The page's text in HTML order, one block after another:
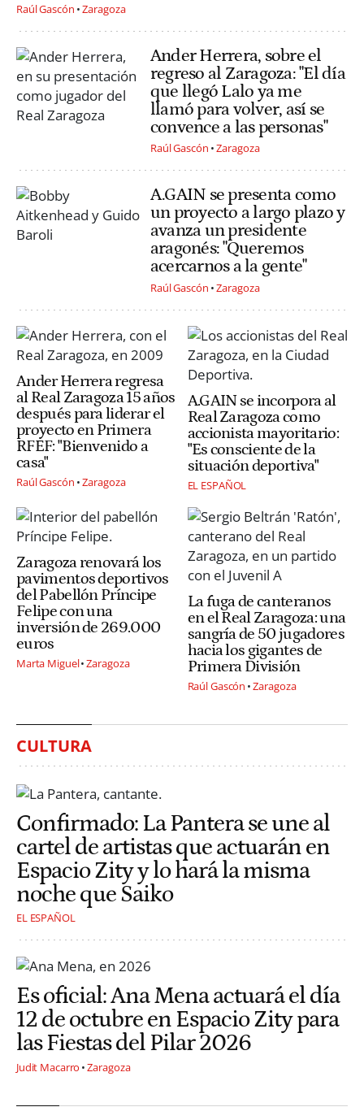
Raúl Gascón Zaragoza
Ander Herrera, sobre el
regreso al Zaragoza: "El día
que llegó Lalo ya me
llamó para volver, así se
convence a las personas"
Raúl Gascón Zaragoza
A.GAIN se presenta como
un proyecto a largo plazo y
avanza un presidente
aragonés: "Queremos
acercarnos a la gente"
Raúl Gascón Zaragoza
Ander Herrera regresa
al Real Zaragoza 15 años
después para liderar el
proyecto en Primera
RFEF: "Bienvenido a
casa"
Raúl Gascón Zaragoza
A.GAIN se incorpora al
Real Zaragoza como
accionista mayoritario:
"Es consciente de la
situación deportiva"
EL ESPAÑOL
Zaragoza renovará los
pavimentos deportivos
del Pabellón Príncipe
Felipe con una
inversión de 269.000
euros
Marta Miguel Zaragoza
La fuga de canteranos
en el Real Zaragoza: una
sangría de 50 jugadores
hacia los gigantes de
Primera División
Raúl Gascón Zaragoza
CULTURA
Confirmado: La Pantera se une al
cartel de artistas que actuarán en
Espacio Zity y lo hará la misma
noche que Saiko
EL ESPAÑOL
Es oficial: Ana Mena actuará el día
12 de octubre en Espacio Zity para
las Fiestas del Pilar 2026
Judit Macarro Zaragoza